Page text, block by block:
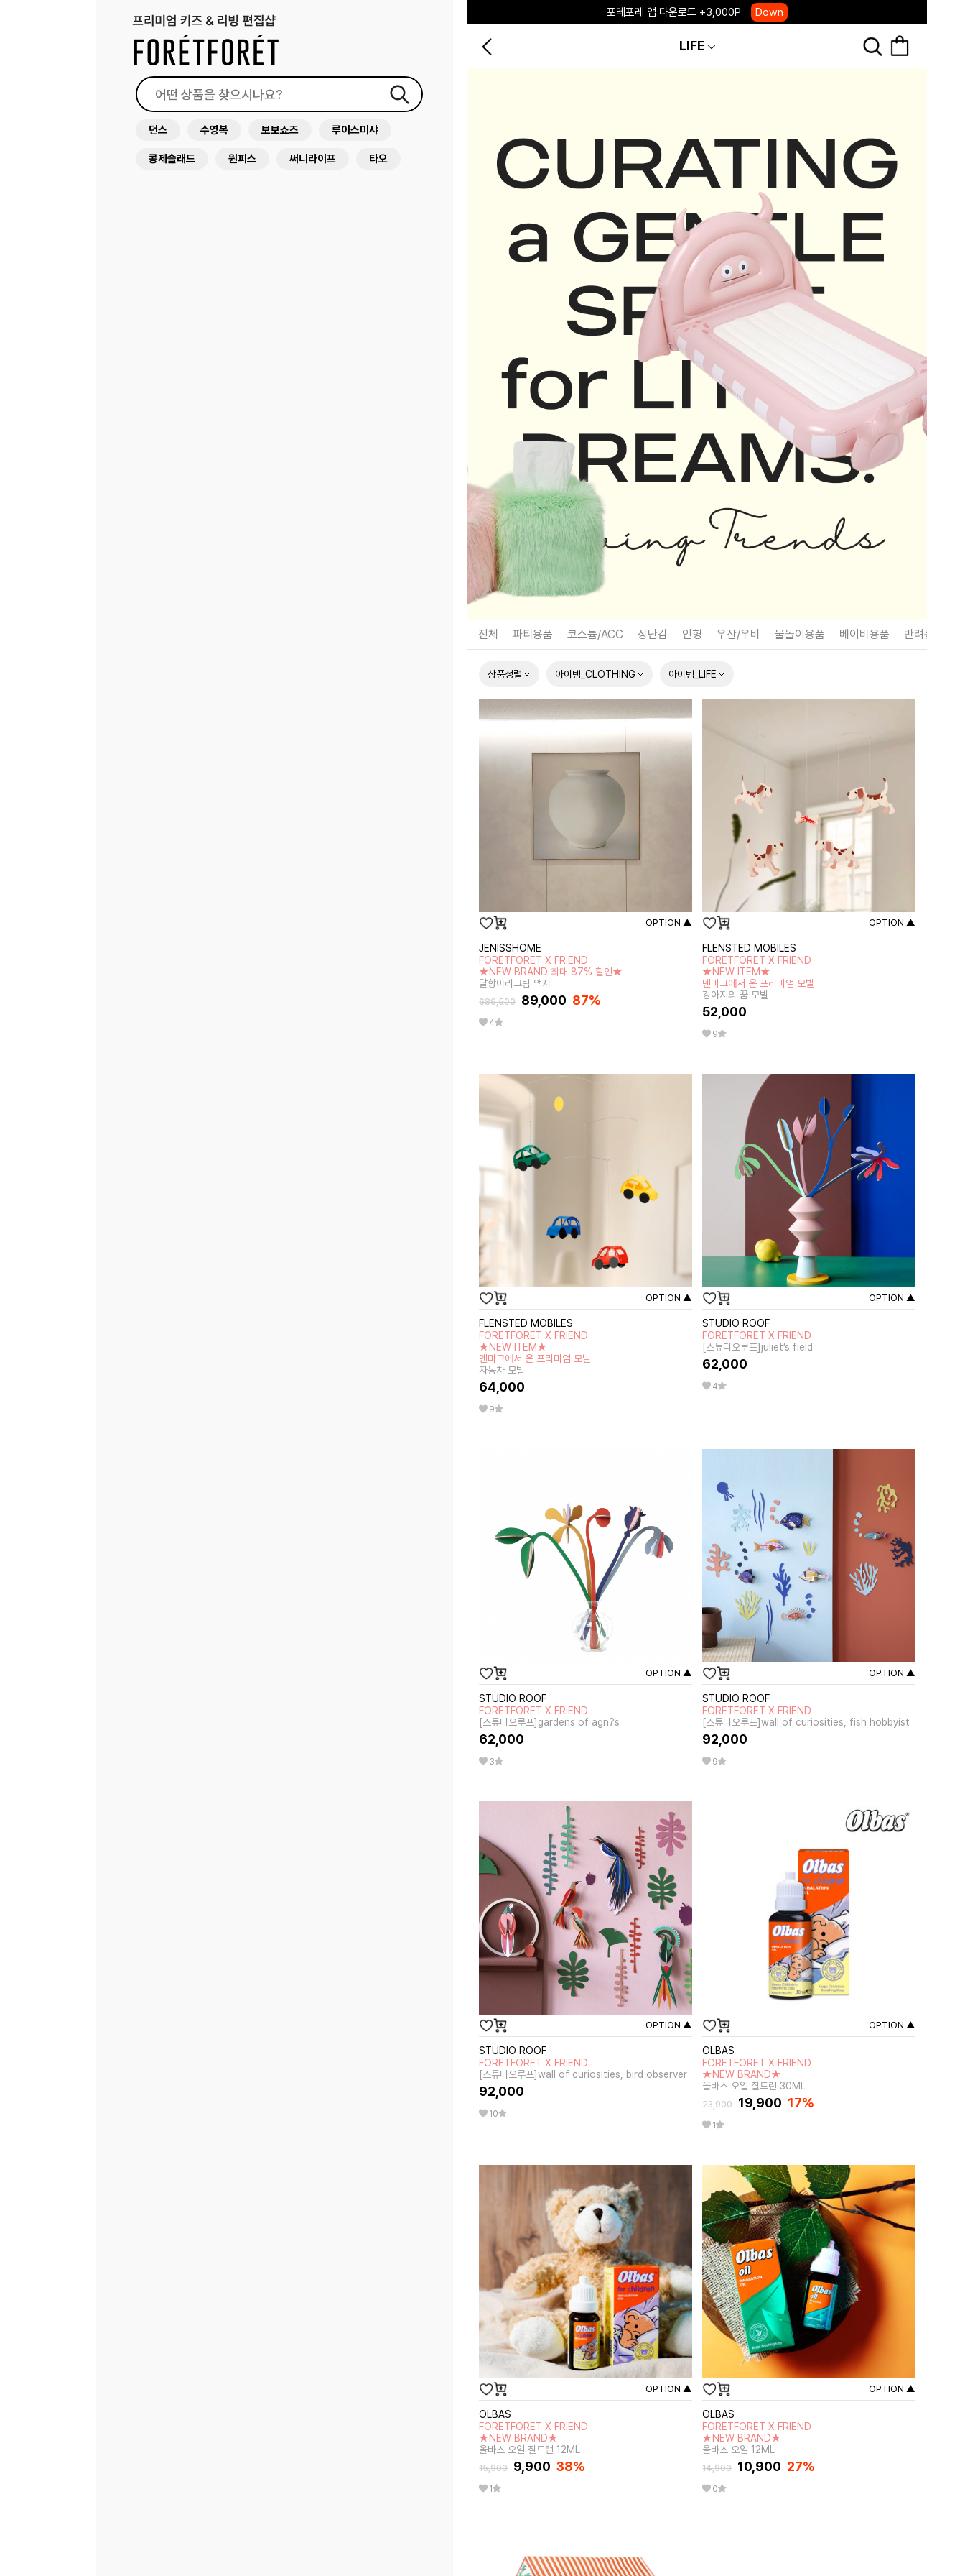
포레포레 앱 다운로드 +3,000P Down
LIFE
전체 파티용품 코스튬/ACC 장난감 인형 우산/우비 물놀이용품 베이비용품 반려동물용품
상품정렬 아이템_CLOTHING 아이템_LIFE
OPTION ▲
JENISSHOME
FORETFORET X FRIEND
★NEW BRAND 최대 87% 할인★
달항아리그림 액자
686,500 89,000 87%
4
OPTION ▲
FLENSTED MOBILES
FORETFORET X FRIEND
★NEW ITEM★
덴마크에서 온 프리미엄 모빌
강아지의 꿈 모빌
52,000
9
OPTION ▲
FLENSTED MOBILES
FORETFORET X FRIEND
★NEW ITEM★
덴마크에서 온 프리미엄 모빌
자동차 모빌
64,000
9
OPTION ▲
STUDIO ROOF
FORETFORET X FRIEND
[스튜디오루프]juliet’s field
62,000
4
OPTION ▲
STUDIO ROOF
FORETFORET X FRIEND
[스튜디오루프]gardens of agn?s
62,000
3
OPTION ▲
STUDIO ROOF
FORETFORET X FRIEND
[스튜디오루프]wall of curiosities, fish hobbyist
92,000
9
OPTION ▲
STUDIO ROOF
FORETFORET X FRIEND
[스튜디오루프]wall of curiosities, bird observer
92,000
10
OPTION ▲
OLBAS
FORETFORET X FRIEND
★NEW BRAND★
올바스 오일 칠드런 30ML
23,900 19,900 17%
1
OPTION ▲
OLBAS
FORETFORET X FRIEND
★NEW BRAND★
올바스 오일 칠드런 12ML
15,900 9,900 38%
1
OPTION ▲
OLBAS
FORETFORET X FRIEND
★NEW BRAND★
올바스 오일 12ML
14,900 10,900 27%
0
던스 수영복 보보쇼즈 루이스미샤
콩제슬래드 원피스 써니라이프 타오